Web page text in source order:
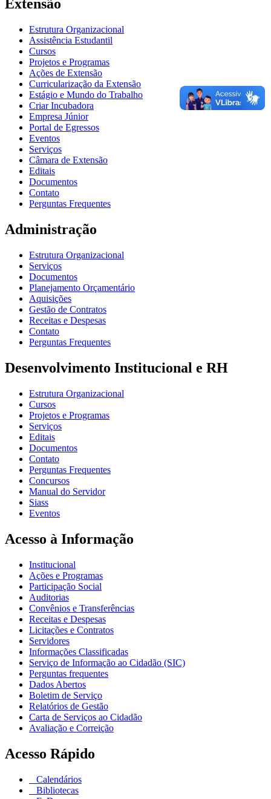
Extensão
Estrutura Organizacional
Assistência Estudantil
Cursos
Projetos e Programas
Ações de Extensão
Curricularização da Extensão
Estágio e Mundo do Trabalho
Criar Incubadora
Empresa Júnior
Portal de Egressos
Eventos
Serviços
Câmara de Extensão
Editais
Documentos
Contato
Perguntas Frequentes
Administração
Estrutura Organizacional
Serviços
Documentos
Planejamento Orçamentário
Aquisições
Gestão de Contratos
Receitas e Despesas
Contato
Perguntas Frequentes
Desenvolvimento Institucional e RH
Estrutura Organizacional
Cursos
Projetos e Programas
Serviços
Editais
Documentos
Contato
Perguntas Frequentes
Concursos
Manual do Servidor
Siass
Eventos
Acesso à Informação
Institucional
Ações e Programas
Participação Social
Auditorias
Convênios e Transferências
Receitas e Despesas
Licitações e Contratos
Servidores
Informações Classificadas
Serviço de Informação ao Cidadão (SIC)
Perguntas frequentes
Dados Abertos
Boletim de Serviço
Relatórios de Gestão
Carta de Serviços ao Cidadão
Avaliação e Correição
Acesso Rápido
Calendários
Bibliotecas